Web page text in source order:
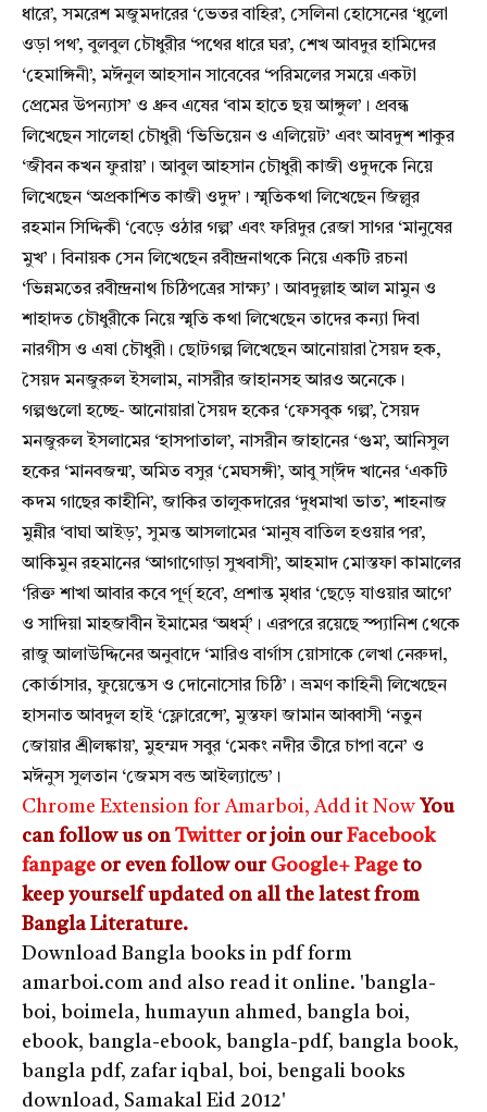
ধারে’, সমরেশ মজুমদারের ‘ভেতর বাহির’, সেলিনা হোসেনের ‘ধুলো
ওড়া পথ’, বুলবুল চৌধুরীর ‘পথের ধারে ঘর’, শেখ আবদুর হামিদের
‘হেমাঙ্গিনী’, মঈনুল আহসান সাবেবের ‘পরিমলের সময়ে একটা
প্রেমের উপন্যাস’ ও ধ্রুব এষের ‘বাম হাতে ছয় আঙ্গুল’। প্রবন্ধ
লিখেছেন সালেহা চৌধুরী ‘ভিভিয়েন ও এলিয়েট’ এবং আবদুশ শাকুর
‘জীবন কখন ফুরায়’। আবুল আহসান চৌধুরী কাজী ওদুদকে নিয়ে
লিখেছেন ‘অপ্রকাশিত কাজী ওদুদ’। স্মৃতিকথা লিখেছেন জিল্লুর
রহমান সিদ্দিকী ‘বেড়ে ওঠার গল্প’ এবং ফরিদুর রেজা সাগর ‘মানুষের
মুখ’। বিনায়ক সেন লিখেছেন রবীন্দ্রনাথকে নিয়ে একটি রচনা
‘ভিন্নমতের রবীন্দ্রনাথ চিঠিপত্রের সাক্ষ্য’। আবদুল্লাহ আল মামুন ও
শাহাদত চৌধুরীকে নিয়ে স্মৃতি কথা লিখেছেন তাদের কন্যা দিবা
নারগীস ও এষা চৌধুরী। ছোটগল্প লিখেছেন আনোয়ারা সৈয়দ হক,
সৈয়দ মনজুরুল ইসলাম, নাসরীর জাহানসহ আরও অনেকে।
গল্পগুলো হচ্ছে- আনোয়ারা সৈয়দ হকের ‘ফেসবুক গল্প’, সৈয়দ
মনজুরুল ইসলামের ‘হাসপাতাল’, নাসরীন জাহানের ‘গুম’, আনিসুল
হকের ‘মানবজন্ম’, অমিত বসুর ‘মেঘসঙ্গী’, আবু সা্ঈদ খানের ‘একটি
কদম গাছের কাহীনি’, জাকির তালুকদারের ‘দুধমাখা ভাত’, শাহনাজ
মুন্নীর ‘বাঘা আইড়’, সুমন্ত আসলামের ‘মানুষ বাতিল হওয়ার পর’,
আকিমুন রহমানের ‘আগাগোড়া সুখবাসী’, আহমাদ মোস্তফা কামালের
‘রিক্ত শাখা আবার কবে পূর্ণ্ হবে’, প্রশান্ত মৃধার ‘ছেড়ে যাওয়ার আগে’
ও সাদিয়া মাহজাবীন ইমামের ‘অধর্ম্’। এরপরে রয়েছে স্প্যানিশ থেকে
রাজু আলাউদ্দিনের অনুবাদে ‘মারিও বার্গাস য়োসাকে লেখা নেরুদা,
কোর্তাসার, ফুয়েন্তেস ও দোনোসোর চিঠি’। ভ্রমণ কাহিনী লিখেছেন
হাসনাত আবদুল হাই ‘ফ্লোরেন্সে’, মুস্তফা জামান আব্বাসী ‘নতুন
জোয়ার শ্রীলঙ্কায়’, মুহম্মদ সবুর ‘মেকং নদীর তীরে চাপা বনে’ ও
মঈনুস সুলতান ‘জেমস বন্ড আইল্যান্ডে’।
Chrome Extension for Amarboi, Add it Now You
can follow us on Twitteror join ourFacebook
fanpage or even follow our Google+ Page to
keep yourself updated on all the latest from
Bangla Literature.
Download Bangla books in pdf form
amarboi.com and also read it online. 'bangla-
boi, boimela, humayun ahmed, bangla boi,
ebook, bangla-ebook, bangla-pdf, bangla book,
bangla pdf, zafar iqbal, boi, bengali books
download, Samakal Eid 2012'